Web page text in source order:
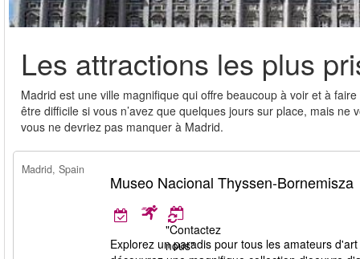
Les attractions les plus
Madrid est une ville magnifique qui offre beaucoup à voir et à
être difficile si vous n’avez que quelques jours sur place, mais
vous ne devriez pas manquer à Madrid.
Madrid, Spain
Museo Nacional Thyssen-Bornemisza
"Contactez
nous"
Explorez un paradis pour tous les amateurs